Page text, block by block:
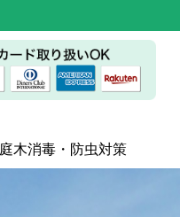
庭木消毒・防虫対策